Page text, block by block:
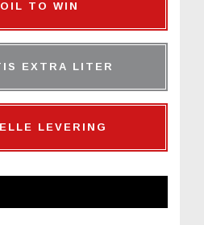
OIL TO WIN
EXTRA LITER
LEVERING